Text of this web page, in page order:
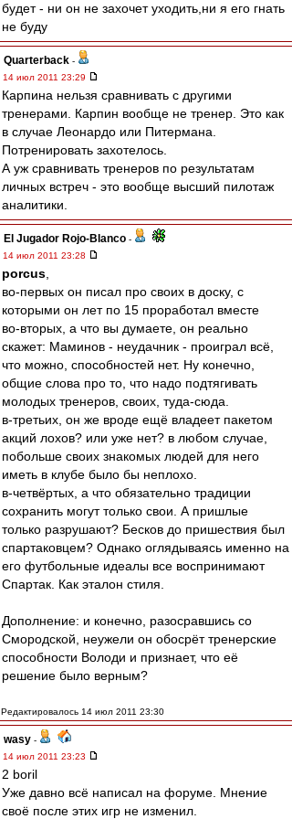
будет - ни он не захочет уходить,ни я его гнать
не буду
Quarterback -
14 июл 2011 23:29
Карпина нельзя сравнивать с другими
тренерами. Карпин вообще не тренер. Это как
в случае Леонардо или Питермана.
Потренировать захотелось.
А уж сравнивать тренеров по результатам
личных встреч - это вообще высший пилотаж
аналитики.
El Jugador Rojo-Blanco -
14 июл 2011 23:28
porcus
во-первых он писал про своих в доску, с
которыми он лет по 15 проработал вместе
во-вторых, а что вы думаете, он реально
скажет: Маминов - неудачник - проиграл всё,
что можно, способностей нет. Ну конечно,
общие слова про то, что надо подтягивать
молодых тренеров, своих, туда-сюда.
в-третьих, он же вроде ещё владеет пакетом
акций лохов? или уже нет? в любом случае,
побольше своих знакомых людей для него
иметь в клубе было бы неплохо.
в-четвёртых, а что обязательно традиции
сохранить могут только свои. А пришлые
только разрушают? Бесков до пришествия был
спартаковцем? Однако оглядываясь именно на
его футбольные идеалы все воспринимают
Спартак. Как эталон стиля.
Дополнение: и конечно, разосравшись со
Смородской, неужели он обосрёт тренерские
способности Володи и признает, что её
решение было верным?
Редактировалось 14 июл 2011 23:30
wasy -
14 июл 2011 23:23
2 boril
Уже давно всё написал на форуме. Мнение
своё после этих игр не изменил.